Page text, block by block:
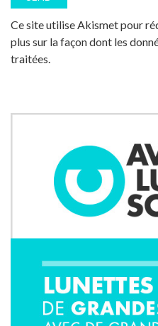
Ce site utilise Akismet pour
plus sur la façon dont les
traitées.